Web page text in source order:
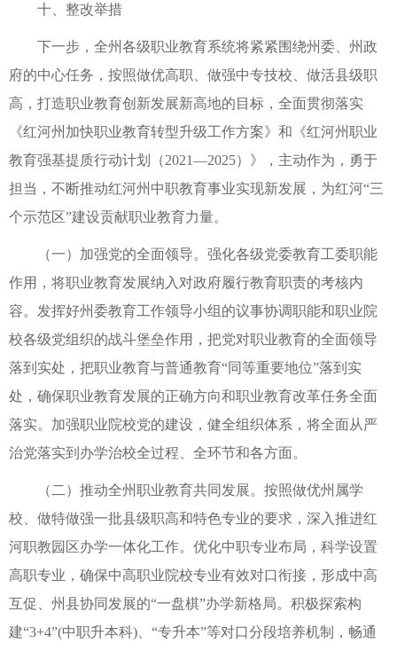
十、整改举措
下一步，全州各级职业教育系统将紧紧围绕州委、州政
府的中心任务，按照做优高职、做强中专技校、做活县级职
高，打造职业教育创新发展新高地的目标，全面贯彻落实
《红河州加快职业教育转型升级工作方案》和《红河州职业
教育强基提质行动计划（2021—2025）》，主动作为，勇于
担当，不断推动红河州中职教育事业实现新发展，为红河“三
个示范区”建设贡献职业教育力量。
（一）加强党的全面领导。强化各级党委教育工委职能
作用，将职业教育发展纳入对政府履行教育职责的考核内
容。发挥好州委教育工作领导小组的议事协调职能和职业院
校各级党组织的战斗堡垒作用，把党对职业教育的全面领导
落到实处，把职业教育与普通教育“同等重要地位”落到实
处，确保职业教育发展的正确方向和职业教育改革任务全面
落实。加强职业院校党的建设，健全组织体系，将全面从严
治党落实到办学治校全过程、全环节和各方面。
（二）推动全州职业教育共同发展。按照做优州属学
校、做特做强一批县级职高和特色专业的要求，深入推进红
河职教园区办学一体化工作。优化中职专业布局，科学设置
高职专业，确保中高职业院校专业有效对口衔接，形成中高
互促、州县协同发展的“一盘棋”办学新格局。积极探索构
建“3+4”(中职升本科)、“专升本”等对口分段培养机制，畅通